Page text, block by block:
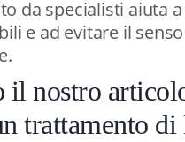
da specialisti aiuta
e ad evitare il
nostro
trattamento